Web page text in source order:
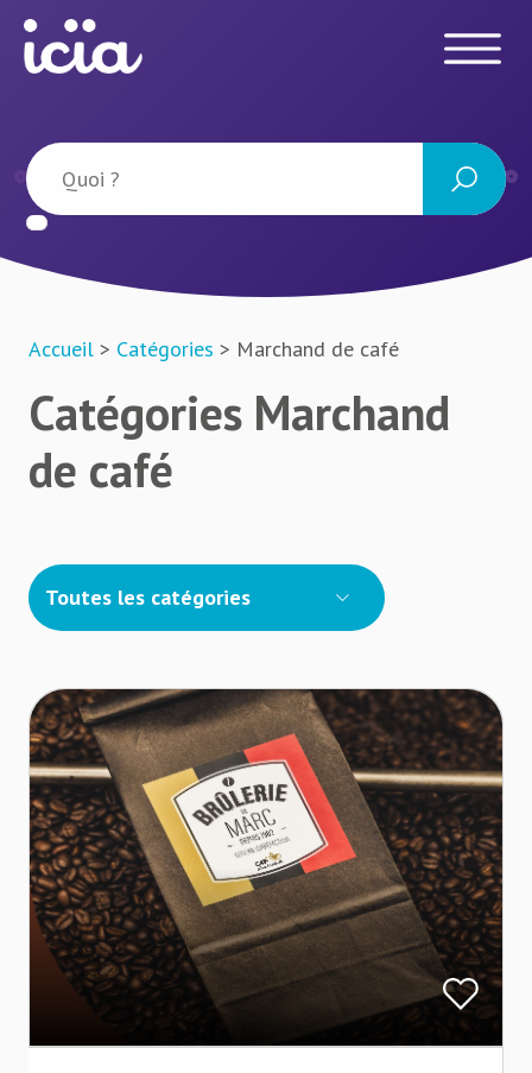
Accueil > Catégories > Marchand de café
Catégories Marchand
de café
Toutes les catégories